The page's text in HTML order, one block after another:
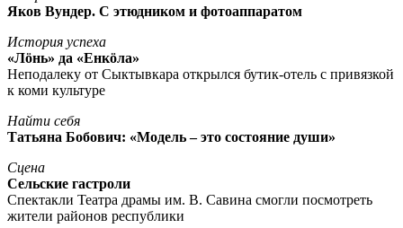
Яков Вундер. С этюдником и фотоаппаратом
История успеха
«Лöнь» да «Енкöла»
Неподалеку от Сыктывкара открылся бутик-отель с привязкой
к коми культуре
Найти себя
Татьяна Бобович: «Модель – это состояние души»
Сцена
Сельские гастроли
Спектакли Театра драмы им. В. Савина смогли посмотреть
жители районов республики